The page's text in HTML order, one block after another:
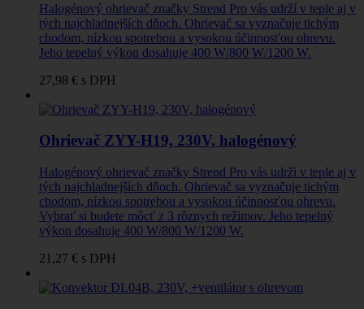
Halogénový ohrievač značky Strend Pro vás udrží v teple aj v
tých najchladnejších dňoch. Ohrievač sa vyznačuje tichým
chodom, nízkou spotrebou a vysokou účinnosťou ohrevu.
Jeho tepelný výkon dosahuje 400 W/800 W/1200 W.
27,98 € s DPH
Ohrievač ZYY-H19, 230V, halogénový
Halogénový ohrievač značky Strend Pro vás udrží v teple aj v
tých najchladnejších dňoch. Ohrievač sa vyznačuje tichým
chodom, nízkou spotrebou a vysokou účinnosťou ohrevu.
Vybrať si budete môcť z 3 rôznych režimov. Jeho tepelný
výkon dosahuje 400 W/800 W/1200 W.
21,27 € s DPH